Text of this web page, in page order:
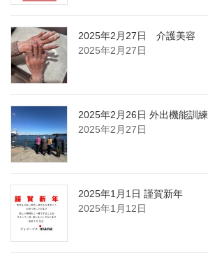
2025年2月27日 介護美容
2025年2月27日
2025年2月26日 外出機能訓練
2025年2月27日
2025年1月1日 謹賀新年
2025年1月12日